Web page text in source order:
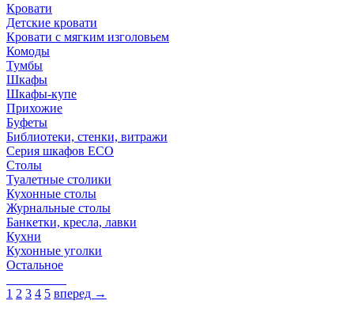
Кровати
Детские кровати
Кровати с мягким изголовьем
Комоды
Тумбы
Шкафы
Шкафы-купе
Прихожие
Буфеты
Библиотеки, стенки, витражи
Серия шкафов ECO
Столы
Туалетные столики
Кухонные столы
Журнальные столы
Банкетки, кресла, лавки
Кухни
Кухонные уголки
Остальное
1 2 3 4 5 вперед →